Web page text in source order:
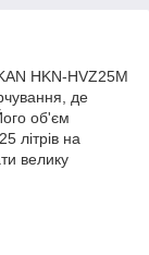
HKN-HVZ25M
де
об'єм
літрів на
велику